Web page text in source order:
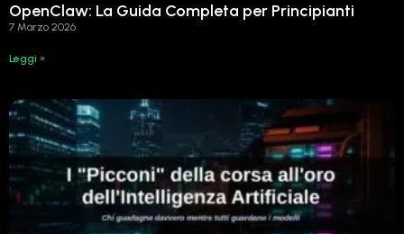
OpenClaw: La Guida Completa per Principianti
7 Marzo 2026
Leggi »